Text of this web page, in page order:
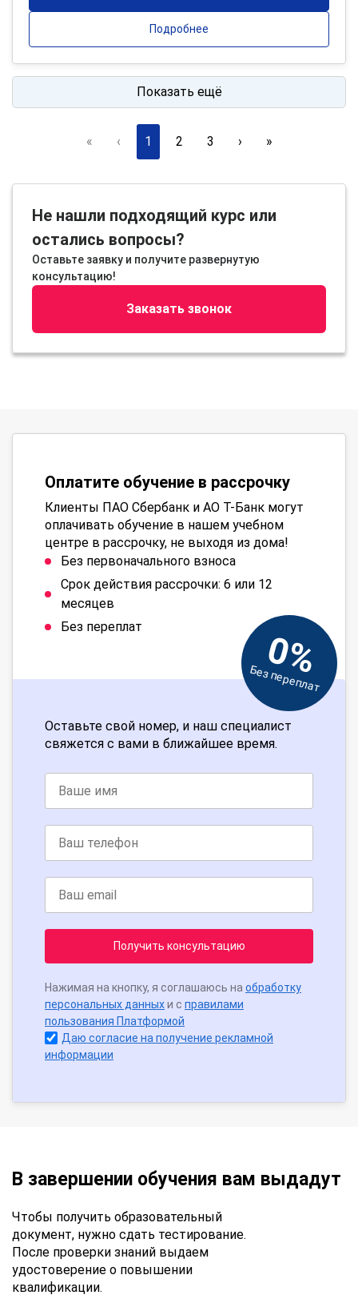
Подробнее
Показать ещё
« ‹ 1 2 3 › »
Не нашли подходящий курс или
остались вопросы?
Оставьте заявку и получите развернутую
консультацию!
Заказать звонок
Оплатите обучение в рассрочку
Клиенты ПАО Сбербанк и АО Т-Банк могут
оплачивать обучение в нашем учебном
центре в рассрочку, не выходя из дома!
Без первоначального взноса
Срок действия рассрочки: 6 или 12
месяцев
Без переплат
0%
Без переплат
Оставьте свой номер, и наш специалист
свяжется с вами в ближайшее время.
Получить консультацию
Нажимая на кнопку, я соглашаюсь на обработку
персональных данныхи с правилами
пользования Платформой
Даю согласие на получение рекламной
информации
В завершении обучения вам выдадут
Чтобы получить образовательный
документ, нужно сдать тестирование.
После проверки знаний выдаем
удостоверение о повышении
квалификации.